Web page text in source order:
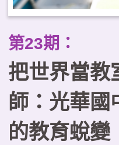
第23期：
把世界當教
師：光華國
的教育蛻變